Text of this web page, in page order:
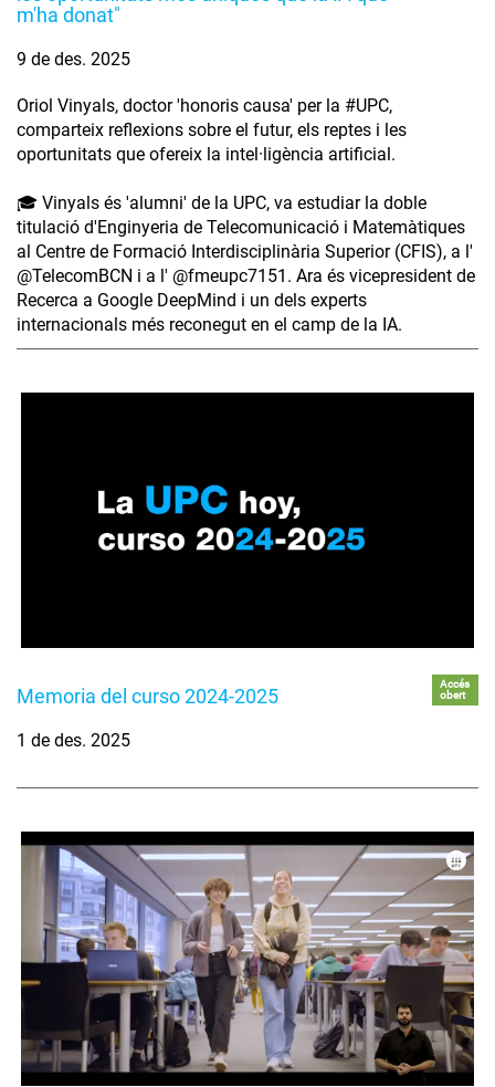
m'ha donat"
9 de des. 2025
Oriol Vinyals, doctor 'honoris causa' per la #UPC,
comparteix reflexions sobre el futur, els reptes i les
oportunitats que ofereix la intel·ligència artificial.
🎓 Vinyals és 'alumni' de la UPC, va estudiar la doble
titulació d'Enginyeria de Telecomunicació i Matemàtiques
al Centre de Formació Interdisciplinària Superior (CFIS), a l'
‪@TelecomBCN‬ i a l' ‪@fmeupc7151‬. Ara és vicepresident de
Recerca a Google DeepMind i un dels experts
internacionals més reconegut en el camp de la IA.
Memoria del curso 2024-2025
Accés
obert
1 de des. 2025